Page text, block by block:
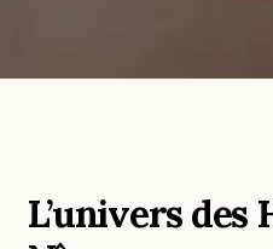
L’univers des